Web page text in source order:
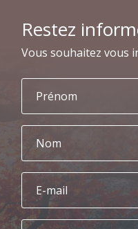
Restez
Vous souhaitez vous